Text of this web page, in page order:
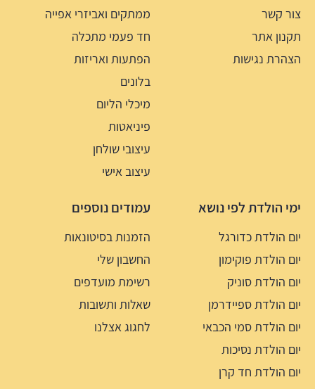
צור קשר
תקנון אתר
הצהרת נגישות
ממתקים ואביזרי אפייה
חד פעמי מתכלה
הפתעות ואריזות
בלונים
מיכלי הליום
פיניאטות
עיצובי שולחן
עיצוב אישי
ימי הולדת לפי נושא
יום הולדת כדורגל
יום הולדת פוקימון
יום הולדת סוניק
יום הולדת ספיידרמן
יום הולדת סמי הכבאי
יום הולדת נסיכות
יום הולדת חד קרן
עמודים נוספים
הזמנות בסיטונאות
החשבון שלי
רשימת מועדפים
שאלות ותשובות
לחגוג אצלנו